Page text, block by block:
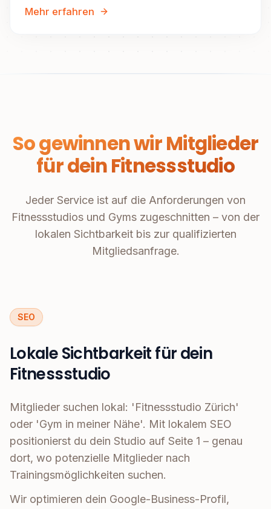
Mehr erfahren
So gewinnen wir Mitglieder
für dein Fitnessstudio
Jeder Service ist auf die Anforderungen von
Fitnessstudios und Gyms zugeschnitten – von der
lokalen Sichtbarkeit bis zur qualifizierten
Mitgliedsanfrage.
SEO
Lokale Sichtbarkeit für dein
Fitnessstudio
Mitglieder suchen lokal: 'Fitnessstudio Zürich'
oder 'Gym in meiner Nähe'. Mit lokalem SEO
positionierst du dein Studio auf Seite 1 – genau
dort, wo potenzielle Mitglieder nach
Trainingsmöglichkeiten suchen.
Wir optimieren dein Google-Business-Profil,